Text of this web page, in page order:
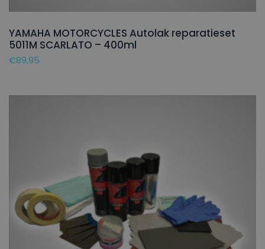
YAMAHA MOTORCYCLES Autolak reparatieset
5011M SCARLATO – 400ml
€89,95